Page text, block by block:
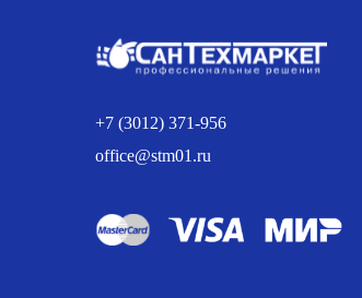
+7 (3012) 371-956
office@stm01.ru